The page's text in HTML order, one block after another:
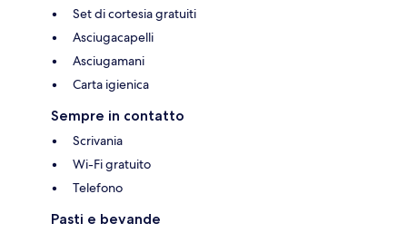
Set di cortesia gratuiti
Asciugacapelli
Asciugamani
Carta igienica
Sempre in contatto
Scrivania
Wi-Fi gratuito
Telefono
Pasti e bevande